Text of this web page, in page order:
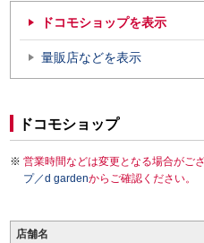
ドコモショップを表示
量販店などを表示
ドコモショップ
営業時間などは変更となる場合がご
プ／d gardenからご確認ください。
店舗名